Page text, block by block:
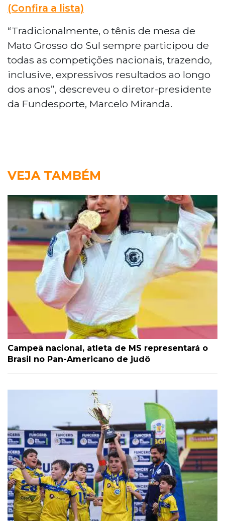
(Confira a lista)
“Tradicionalmente, o tênis de mesa de
Mato Grosso do Sul sempre participou de
todas as competições nacionais, trazendo,
inclusive, expressivos resultados ao longo
dos anos”, descreveu o diretor-presidente
da Fundesporte, Marcelo Miranda.
VEJA TAMBÉM
Campeã nacional, atleta de MS representará o
Brasil no Pan-Americano de judô